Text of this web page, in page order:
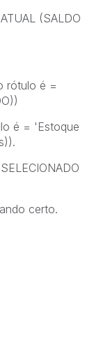
(SALDO
rótulo é =
é = 'Estoque
certo.